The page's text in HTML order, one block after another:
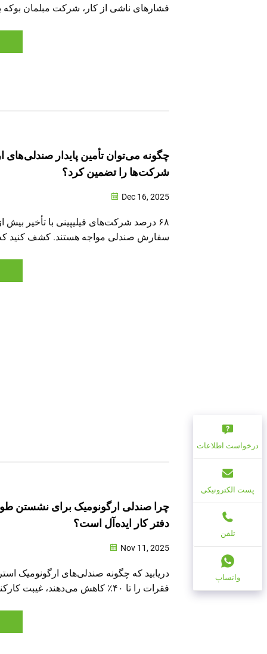
فشارهای ناشی از کار، شرکت مبلمان
میان منظره‌های سرسبز و آرام طبیعت،
چگونه می‌توان تأمین پایدار صندلی‌های
شرکت‌ها را تضمین کرد؟
Dec 16, 2025
۶۸ درصد شرکت‌های فیلیپینی با تأخیر بیش
سفارش صندلی مواجه هستند. کشف کنید
چرا صندلی ارگونومیک برای نشستن
دفتر کار ایده‌آل است؟
Nov 11, 2025
دریابید که چگونه صندلی‌های ارگونومیک
مناسب و صرفه‌جویی بلندمدت در هزینه‌ها را
درخواست اطلاعات
پست الکترونیکی
تلفن
واتساپ